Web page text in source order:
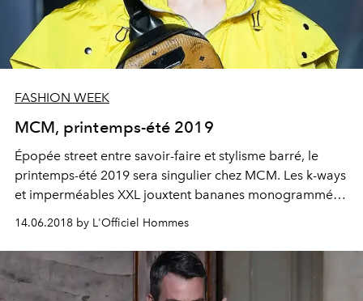
FASHION WEEK
MCM, printemps-été 2019
Épopée street entre savoir-faire et stylisme barré, le
printemps-été 2019 sera singulier chez MCM. Les k-ways
et imperméables XXL jouxtent bananes monogrammées
Run DMC mais en pleine rave-party berlinoise.
14.06.2018 by L'Officiel Hommes